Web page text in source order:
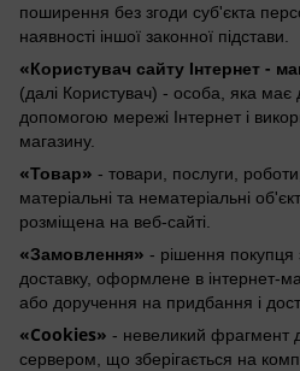
поширення без згоди суб'єкта
наявності іншої законної підстави.
«Користувач сайту Інтернет -
(далі Користувач) - особа, яка має
допомогою мережі Інтернет і
магазину.
«Товар» - товари, послуги,
матеріальні та нематеріальні
розміщена на веб-сайті.
«Замовлення» - рішення покупця
доставку, оформлене в інтернет-
або доручення на придбання і
«Cookies» - невеликий фрагмент
сервером, що зберігається на